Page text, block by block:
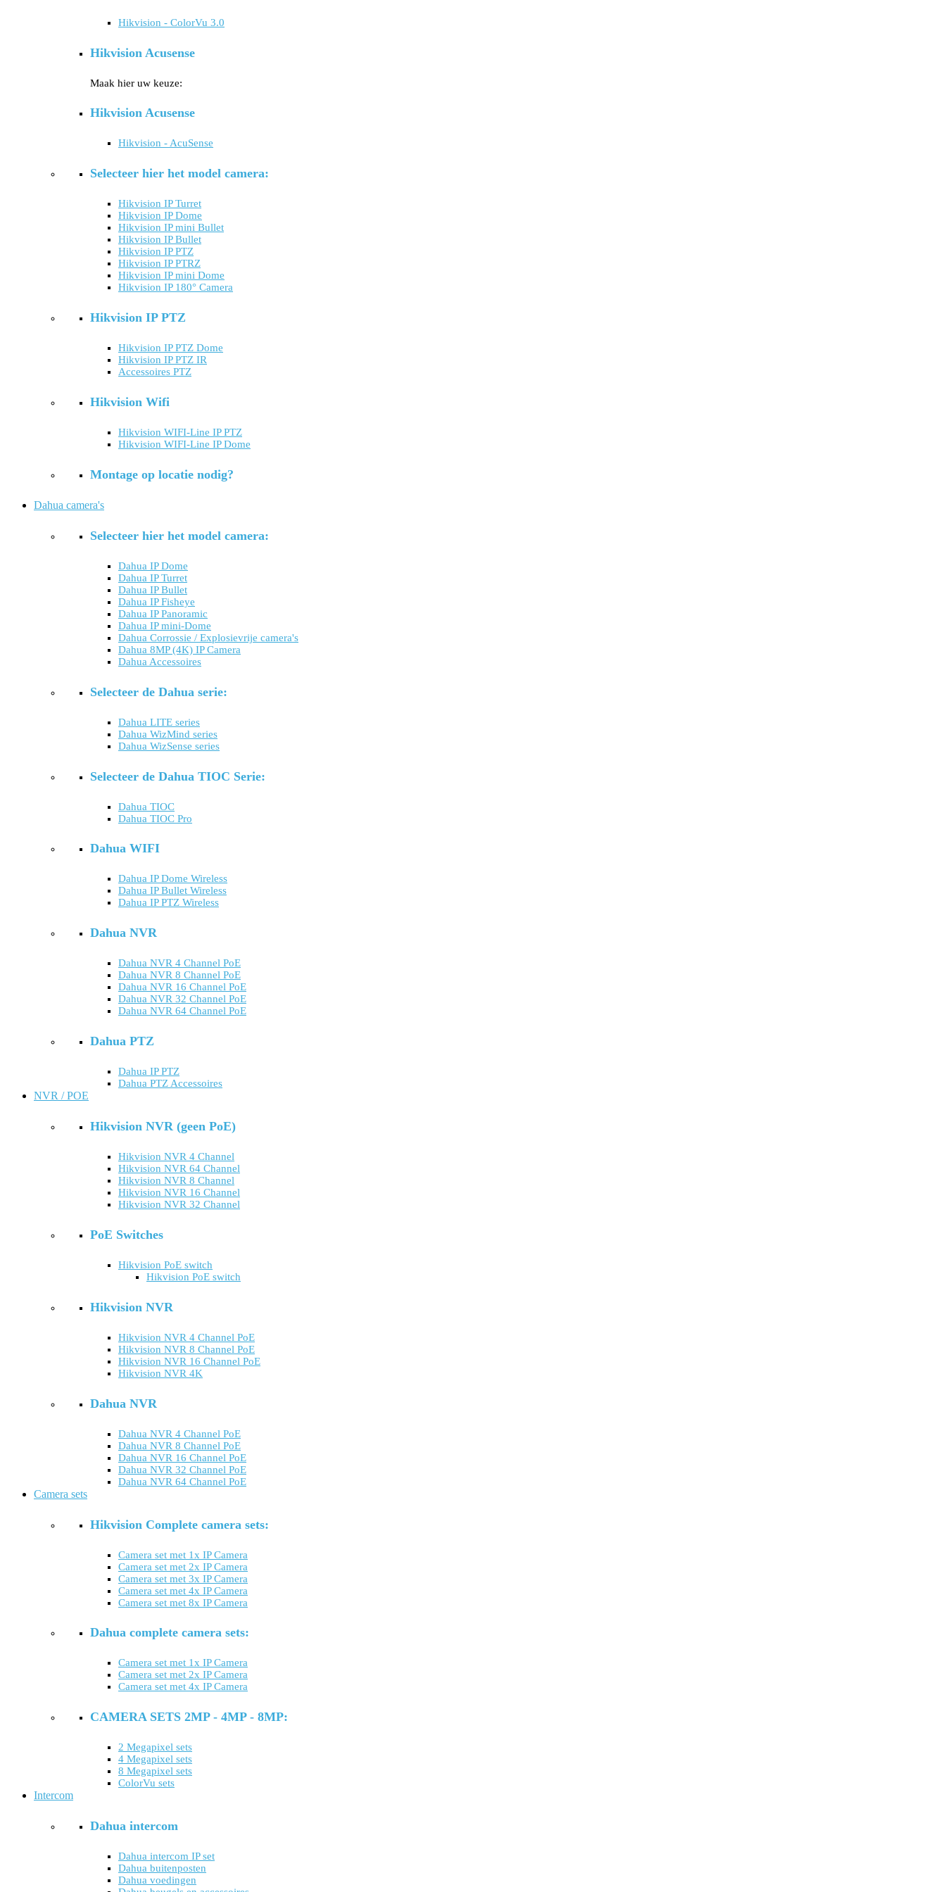
Hikvision - ColorVu 3.0
Hikvision Acusense
Maak hier uw keuze:
Hikvision Acusense
Hikvision - AcuSense
Selecteer hier het model camera:
Hikvision IP Turret
Hikvision IP Dome
Hikvision IP mini Bullet
Hikvision IP Bullet
Hikvision IP PTZ
Hikvision IP PTRZ
Hikvision IP mini Dome
Hikvision IP 180° Camera
Hikvision IP PTZ
Hikvision IP PTZ Dome
Hikvision IP PTZ IR
Accessoires PTZ
Hikvision Wifi
Hikvision WIFI-Line IP PTZ
Hikvision WIFI-Line IP Dome
Montage op locatie nodig?
Dahua camera's
Selecteer hier het model camera:
Dahua IP Dome
Dahua IP Turret
Dahua IP Bullet
Dahua IP Fisheye
Dahua IP Panoramic
Dahua IP mini-Dome
Dahua Corrossie / Explosievrije camera's
Dahua 8MP (4K) IP Camera
Dahua Accessoires
Selecteer de Dahua serie:
Dahua LITE series
Dahua WizMind series
Dahua WizSense series
Selecteer de Dahua TIOC Serie:
Dahua TIOC
Dahua TIOC Pro
Dahua WIFI
Dahua IP Dome Wireless
Dahua IP Bullet Wireless
Dahua IP PTZ Wireless
Dahua NVR
Dahua NVR 4 Channel PoE
Dahua NVR 8 Channel PoE
Dahua NVR 16 Channel PoE
Dahua NVR 32 Channel PoE
Dahua NVR 64 Channel PoE
Dahua PTZ
Dahua IP PTZ
Dahua PTZ Accessoires
NVR / POE
Hikvision NVR (geen PoE)
Hikvision NVR 4 Channel
Hikvision NVR 64 Channel
Hikvision NVR 8 Channel
Hikvision NVR 16 Channel
Hikvision NVR 32 Channel
PoE Switches
Hikvision PoE switch
Hikvision PoE switch
Hikvision NVR
Hikvision NVR 4 Channel PoE
Hikvision NVR 8 Channel PoE
Hikvision NVR 16 Channel PoE
Hikvision NVR 4K
Dahua NVR
Dahua NVR 4 Channel PoE
Dahua NVR 8 Channel PoE
Dahua NVR 16 Channel PoE
Dahua NVR 32 Channel PoE
Dahua NVR 64 Channel PoE
Camera sets
Hikvision Complete camera sets:
Camera set met 1x IP Camera
Camera set met 2x IP Camera
Camera set met 3x IP Camera
Camera set met 4x IP Camera
Camera set met 8x IP Camera
Dahua complete camera sets:
Camera set met 1x IP Camera
Camera set met 2x IP Camera
Camera set met 4x IP Camera
CAMERA SETS 2MP - 4MP - 8MP:
2 Megapixel sets
4 Megapixel sets
8 Megapixel sets
ColorVu sets
Intercom
Dahua intercom
Dahua intercom IP set
Dahua buitenposten
Dahua voedingen